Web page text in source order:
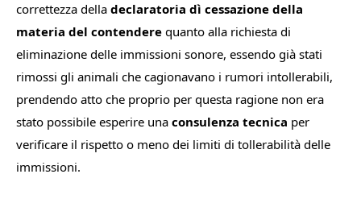
correttezza della declaratoria dì cessazione della
materia del contendere quanto alla richiesta di
eliminazione delle immissioni sonore, essendo già stati
rimossi gli animali che cagionavano i rumori intollerabili,
prendendo atto che proprio per questa ragione non era
stato possibile esperire una consulenza tecnica per
verificare il rispetto o meno dei limiti di tollerabilità delle
immissioni.